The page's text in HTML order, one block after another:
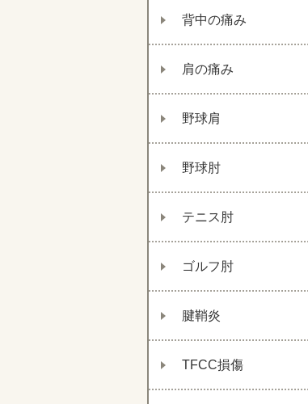
背中の痛み
肩の痛み
野球肩
野球肘
テニス肘
ゴルフ肘
腱鞘炎
TFCC損傷